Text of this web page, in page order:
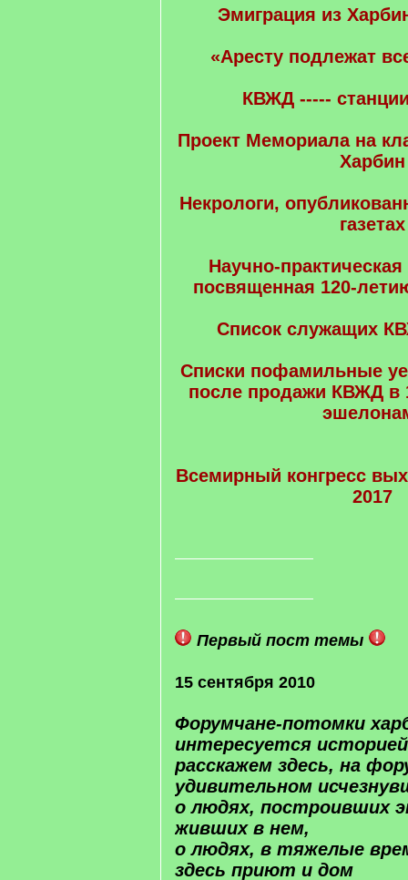
Эмиграция из
«Аресту подлежат
КВЖД -----
Проект Мемориала на
Харбин
Некрологи,
газетах
Научно-
посвященная 120-
Список служащих
Списки пофамильные
после продажи КВЖД в
Всемирный конгресс
2017
Первый пост темы
15 сентября 2010
Форумчане-потомки
интересуется
расскажем здесь, на
удивительном
о людях, построивших
живших в нем,
о людях, в тяжелые
здесь приют и дом